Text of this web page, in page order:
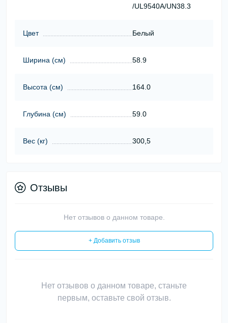
/UL9540A/UN38.3
Цвет Белый
Ширина (см) 58.9
Высота (см) 164.0
Глубина (см) 59.0
Вес (кг) 300,5
Отзывы
Нет отзывов о данном товаре.
+ Добавить отзыв
Нет отзывов о данном товаре, станьте
первым, оставьте свой отзыв.